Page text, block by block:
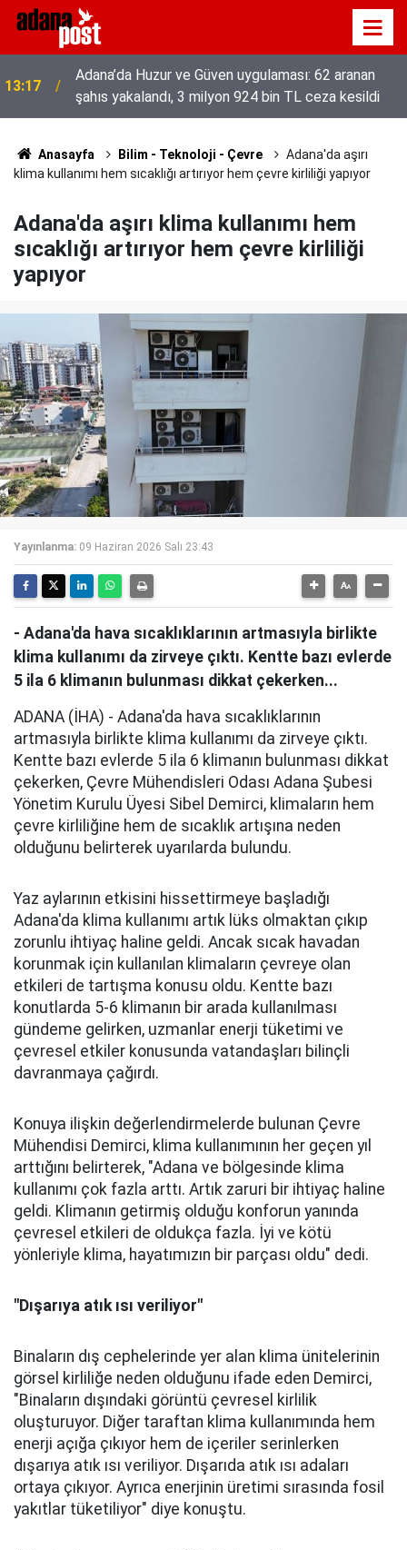
13:01
52 yıldır el emeğiyle üretiyor, mesleğin yok
olmamasına karşı direniyor
Anasayfa Bilim - Teknoloji - Çevre
Adana'da aşırı
klima kullanımı hem sıcaklığı artırıyor hem çevre kirliliği yapıyor
Adana'da aşırı klima kullanımı hem
sıcaklığı artırıyor hem çevre kirliliği
yapıyor
Yayınlanma: 09 Haziran 2026 Salı 23:43
- Adana'da hava sıcaklıklarının artmasıyla birlikte
klima kullanımı da zirveye çıktı. Kentte bazı evlerde
5 ila 6 klimanın bulunması dikkat çekerken...
ADANA (İHA) - Adana'da hava sıcaklıklarının
artmasıyla birlikte klima kullanımı da zirveye çıktı.
Kentte bazı evlerde 5 ila 6 klimanın bulunması dikkat
çekerken, Çevre Mühendisleri Odası Adana Şubesi
Yönetim Kurulu Üyesi Sibel Demirci, klimaların hem
çevre kirliliğine hem de sıcaklık artışına neden
olduğunu belirterek uyarılarda bulundu.
Yaz aylarının etkisini hissettirmeye başladığı
Adana'da klima kullanımı artık lüks olmaktan çıkıp
zorunlu ihtiyaç haline geldi. Ancak sıcak havadan
korunmak için kullanılan klimaların çevreye olan
etkileri de tartışma konusu oldu. Kentte bazı
konutlarda 5-6 klimanın bir arada kullanılması
gündeme gelirken, uzmanlar enerji tüketimi ve
çevresel etkiler konusunda vatandaşları bilinçli
davranmaya çağırdı.
Konuya ilişkin değerlendirmelerde bulunan Çevre
Mühendisi Demirci, klima kullanımının her geçen yıl
arttığını belirterek, "Adana ve bölgesinde klima
kullanımı çok fazla arttı. Artık zaruri bir ihtiyaç haline
geldi. Klimanın getirmiş olduğu konforun yanında
çevresel etkileri de oldukça fazla. İyi ve kötü
yönleriyle klima, hayatımızın bir parçası oldu" dedi.
"Dışarıya atık ısı veriliyor"
Binaların dış cephelerinde yer alan klima ünitelerinin
görsel kirliliğe neden olduğunu ifade eden Demirci,
"Binaların dışındaki görüntü çevresel kirlilik
oluşturuyor. Diğer taraftan klima kullanımında hem
enerji açığa çıkıyor hem de içeriler serinlerken
dışarıya atık ısı veriliyor. Dışarıda atık ısı adaları
ortaya çıkıyor. Ayrıca enerjinin üretimi sırasında fosil
yakıtlar tüketiliyor" diye konuştu.